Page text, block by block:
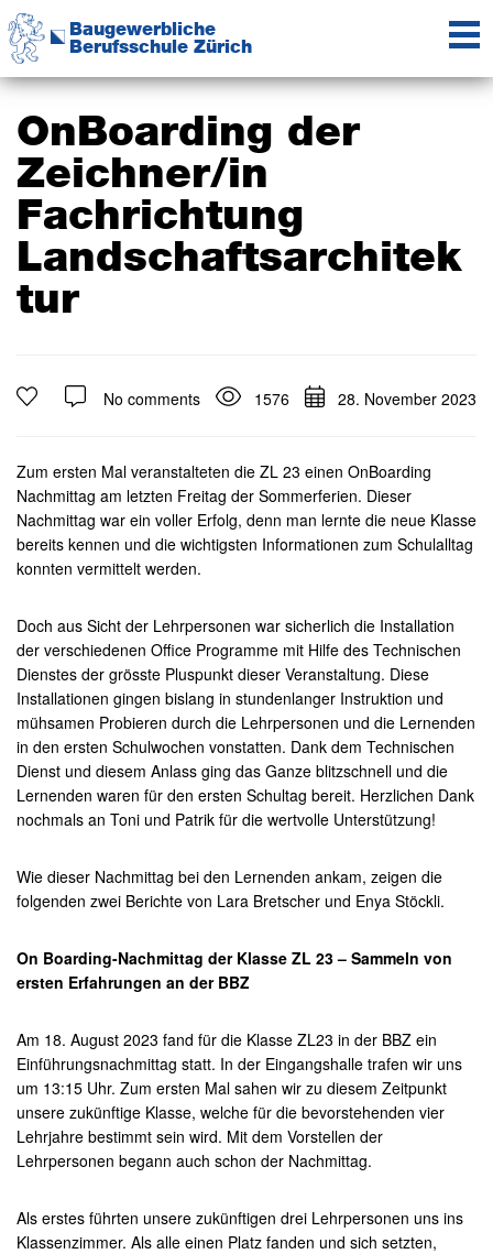
Zur
Hauptnavigation
springen
Zum
Inhalt
springen
Zur
Seitenspalte
springen
Kompetenzzentrum
Baubranche
Baugewerbliche
Berufsschule Zürich
OnBoarding der
Zeichner/in
Fachrichtung
Landschaftsarchitek
tur
No comments 1576 28. November 2023
Zum ersten Mal veranstalteten die ZL 23 einen OnBoarding
Nachmittag am letzten Freitag der Sommerferien. Dieser
Nachmittag war ein voller Erfolg, denn man lernte die neue Klasse
bereits kennen und die wichtigsten Informationen zum Schulalltag
konnten vermittelt werden.
Doch aus Sicht der Lehrpersonen war sicherlich die Installation
der verschiedenen Office Programme mit Hilfe des Technischen
Dienstes der grösste Pluspunkt dieser Veranstaltung. Diese
Installationen gingen bislang in stundenlanger Instruktion und
mühsamen Probieren durch die Lehrpersonen und die Lernenden
in den ersten Schulwochen vonstatten. Dank dem Technischen
Dienst und diesem Anlass ging das Ganze blitzschnell und die
Lernenden waren für den ersten Schultag bereit. Herzlichen Dank
nochmals an Toni und Patrik für die wertvolle Unterstützung!
Wie dieser Nachmittag bei den Lernenden ankam, zeigen die
folgenden zwei Berichte von Lara Bretscher und Enya Stöckli.
On Boarding-Nachmittag der Klasse ZL 23 – Sammeln von
ersten Erfahrungen an der BBZ
Am 18. August 2023 fand für die Klasse ZL23 in der BBZ ein
Einführungsnachmittag statt. In der Eingangshalle trafen wir uns
um 13:15 Uhr. Zum ersten Mal sahen wir zu diesem Zeitpunkt
unsere zukünftige Klasse, welche für die bevorstehenden vier
Lehrjahre bestimmt sein wird. Mit dem Vorstellen der
Lehrpersonen begann auch schon der Nachmittag.
Als erstes führten unsere zukünftigen drei Lehrpersonen uns ins
Klassenzimmer. Als alle einen Platz fanden und sich setzten,